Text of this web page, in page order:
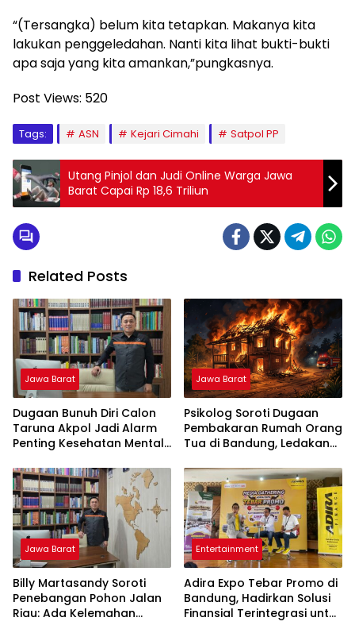
“(Tersangka) belum kita tetapkan. Makanya kita
lakukan penggeledahan. Nanti kita lihat bukti-bukti
apa saja yang kita amankan,”pungkasnya.
Post Views: 520
Tags: ASN Kejari Cimahi Satpol PP
Utang Pinjol dan Judi Online Warga Jawa
Barat Capai Rp 18,6 Triliun
Related Posts
Jawa Barat
Dugaan Bunuh Diri Calon
Taruna Akpol Jadi Alarm
Penting Kesehatan Mental
Berbasis Disiplin
Jawa Barat
Psikolog Soroti Dugaan
Pembakaran Rumah Orang
Tua di Bandung, Ledakan
Jawa Barat
Billy Martasandy Soroti
Penebangan Pohon Jalan
Riau: Ada Kelemahan
Entertainment
Adira Expo Tebar Promo di
Bandung, Hadirkan Solusi
Finansial Terintegrasi untuk